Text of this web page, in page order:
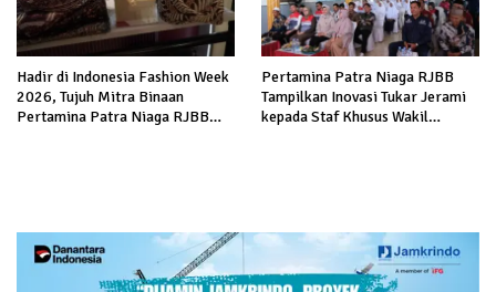
Hadir di Indonesia Fashion Week
2026, Tujuh Mitra Binaan
Pertamina Patra Niaga RJBB
Pertamina Patra Niaga RJBB
Tampilkan Inovasi Tukar Jerami
kepada Staf Khusus Wakil